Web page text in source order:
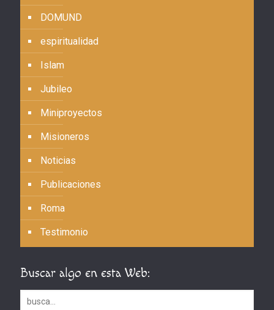
DOMUND
espiritualidad
Islam
Jubileo
Miniproyectos
Misioneros
Noticias
Publicaciones
Roma
Testimonio
Buscar algo en esta Web: